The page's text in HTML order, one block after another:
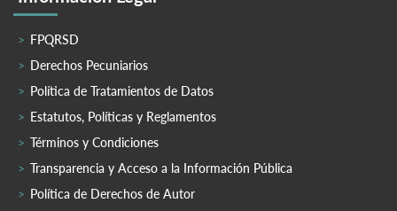
FPQRSD
Derechos Pecuniarios
Política de Tratamientos de Datos
Estatutos, Políticas y Reglamentos
Términos y Condiciones
Transparencia y Acceso a la Información Pública
Política de Derechos de Autor